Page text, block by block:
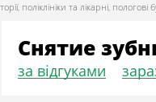
, поліклініки та лікарні, пологові
Снятие
за відгуками